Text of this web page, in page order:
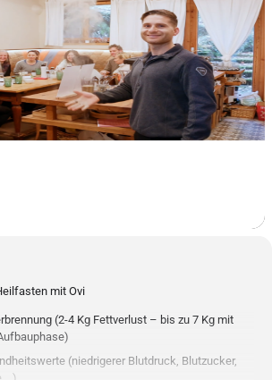
mit Ovi
(2-4 Kg Fettverlust – bis zu 7 Kg mit
(niedrigerer Blutdruck, Blutzucker,